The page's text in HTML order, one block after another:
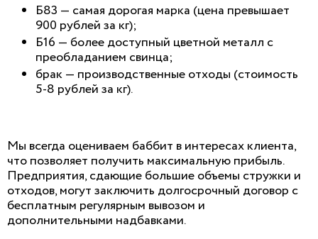
Б83 — самая дорогая марка (цена превышает
900 рублей за кг);
Б16 — более доступный цветной металл с
преобладанием свинца;
брак — производственные отходы (стоимость
5-8 рублей за кг).
Мы всегда оцениваем баббит в интересах клиента,
что позволяет получить максимальную прибыль.
Предприятия, сдающие большие объемы стружки и
отходов, могут заключить долгосрочный договор с
бесплатным регулярным вывозом и
дополнительными надбавками.